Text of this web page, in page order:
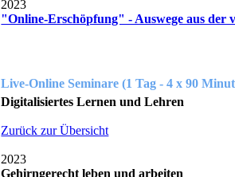
2023
"Online-Erschöpfung" - Auswege aus
Live-Online Seminare (1 Tag - 4 x 90
Digitalisiertes Lernen und Lehren
Zurück zur Übersicht
2023
Gehirngerecht leben und arbeiten